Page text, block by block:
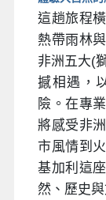
這趟旅程
熱帶雨林
非洲五大(
撼相遇，
險。在專
將感受非
市風情到
基加利這
然、歷史